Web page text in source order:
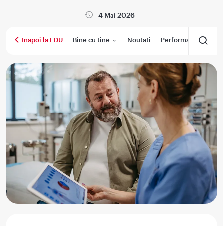
4 Mai 2026
Inapoi la EDU Bine cu tine Noutati Performanta